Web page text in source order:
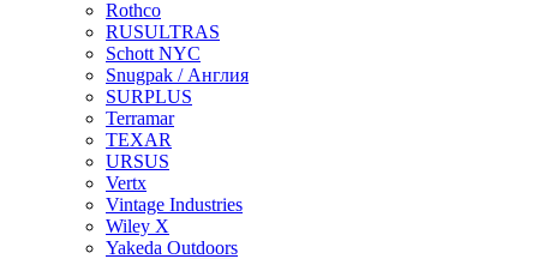
Rothco
RUSULTRAS
Schott NYC
Snugpak / Англия
SURPLUS
Terramar
TEXAR
URSUS
Vertx
Vintage Industries
Wiley X
Yakeda Outdoors